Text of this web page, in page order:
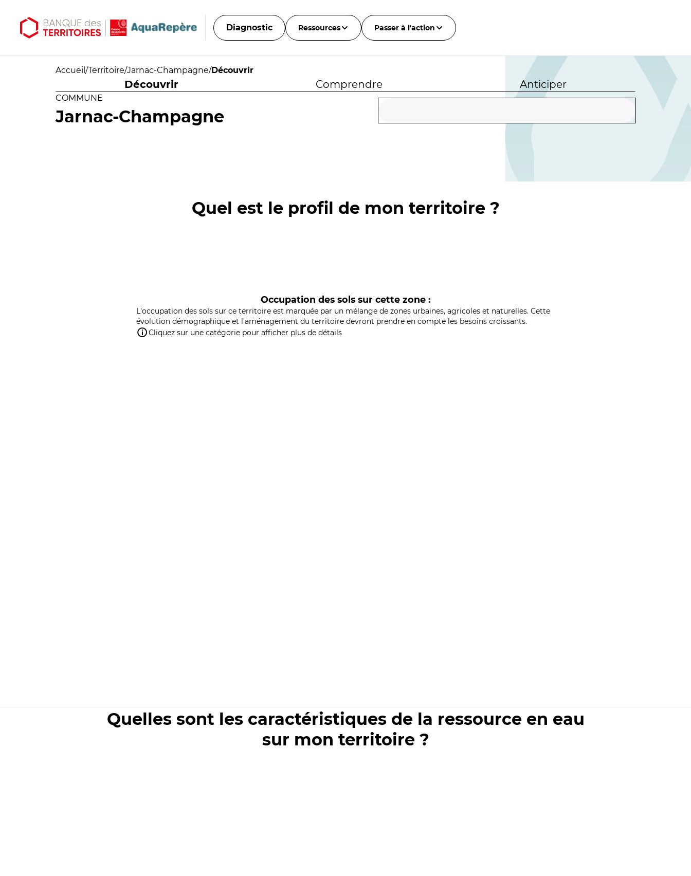
Diagnostic Ressources Passer à l'action
Accueil /Territoire/Jarnac-Champagne/Découvrir
Découvrir Comprendre Anticiper
COMMUNE
Jarnac-Champagne
Quel est le profil de mon territoire ?
Occupation des sols sur cette zone :
L'occupation des sols sur ce territoire est marquée par un mélange de zones urbaines, agricoles et naturelles. Cette
évolution démographique et l'aménagement du territoire devront prendre en compte les besoins croissants.
Cliquez sur une catégorie pour afficher plus de détails
Quelles sont les caractéristiques de la ressource en eau
sur mon territoire ?